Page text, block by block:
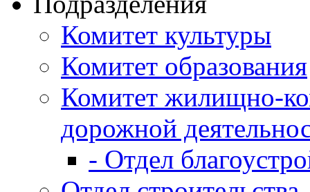
Комитет культуры
Комитет образования
Комитет жилищно-
дорожной
- Отдел